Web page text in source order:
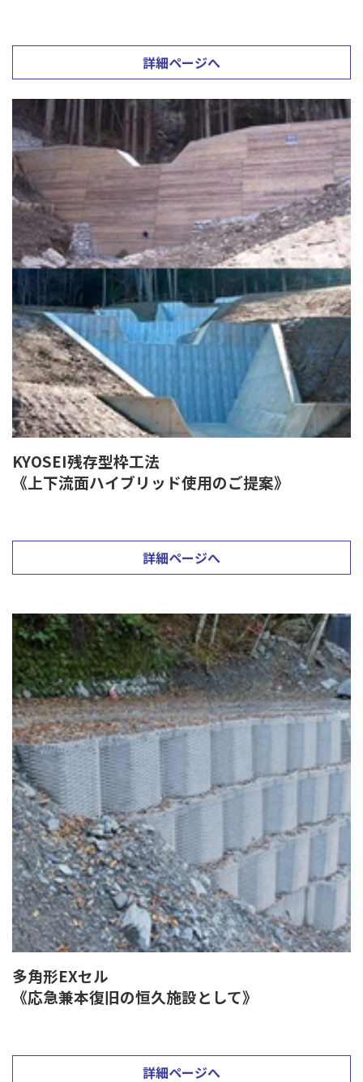
詳細ページへ
KYOSEI残存型枠工法
《上下流面ハイブリッド使用のご提案》
詳細ページへ
多角形EXセル
《応急兼本復旧の恒久施設として》
詳細ページへ